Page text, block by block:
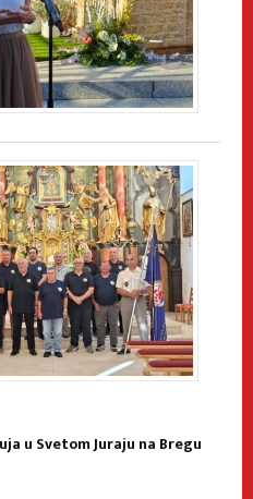
u Svetom Juraju na Bregu